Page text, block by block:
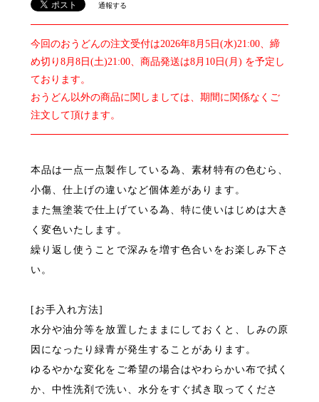
通報する
今回のおうどんの注文受付は2026年8月5日(水)21:00、締
め切り8月8日(土)21:00、商品発送は8月10日(月) を予定し
ております。
おうどん以外の商品に関しましては、期間に関係なくご
注文して頂けます。
本品は一点一点製作している為、素材特有の色むら、
小傷、仕上げの違いなど個体差があります。
また無塗装で仕上げている為、特に使いはじめは大き
く変色いたします。
繰り返し使うことで深みを増す色合いをお楽しみ下さ
い。
[お手入れ方法]
水分や油分等を放置したままにしておくと、しみの原
因になったり緑青が発生することがあります。
ゆるやかな変化をご希望の場合はやわらかい布で拭く
か、中性洗剤で洗い、水分をすぐ拭き取ってくださ